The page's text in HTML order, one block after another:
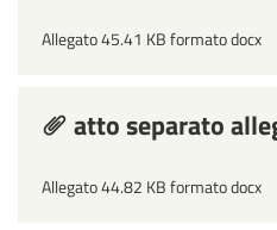
Allegato 45.41 KB formato docx
atto separato
Allegato 44.82 KB formato docx